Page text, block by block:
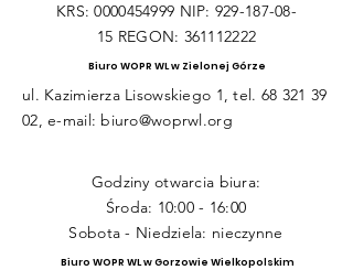
KRS:0000454999 NIP: 929-187-08-
15 REGON: 361112222
Biuro WOPR WL w Zielonej Górze
ul. Kazimierza Lisowskiego 1, tel. 68 321 39
02, e-mail: biuro@woprwl.org
Godziny otwarcia biura:
Środa: 10:00 - 16:00
Sobota - Niedziela: nieczynne
Biuro WOPR WL w Gorzowie Wielkopolskim